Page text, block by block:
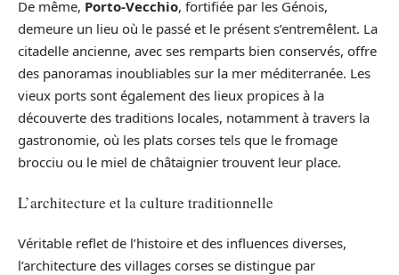
De même, Porto-Vecchio, fortifiée par les Génois,
demeure un lieu où le passé et le présent s’entremêlent. La
citadelle ancienne, avec ses remparts bien conservés, offre
des panoramas inoubliables sur la mer méditerranée. Les
vieux ports sont également des lieux propices à la
découverte des traditions locales, notamment à travers la
gastronomie, où les plats corses tels que le fromage
brocciu ou le miel de châtaignier trouvent leur place.
L’architecture et la culture traditionnelle
Véritable reflet de l’histoire et des influences diverses,
l’architecture des villages corses se distingue par